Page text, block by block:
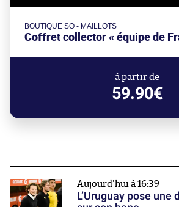
BOUTIQUE SO - MAILLOTS
Coffret collector « équipe de
à partir de
59.90€
Aujourd'hui à 16:39
L’Uruguay pose une